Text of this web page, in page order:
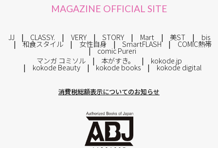
MAGAZINE OFFICIAL SITE
JJ CLASSY. VERY STORY Mart 美ST bis
和食スタイル 女性自身 SmartFLASH COMIC熱帯
comic Pureri
マンガ コミソル
本がすき。 kokode.jp
kokode Beauty kokode books kokode digital
消費税総額表示についてのお知らせ